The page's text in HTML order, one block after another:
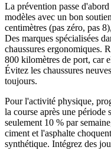
La prévention passe
modèles avec un bon
centimètres (pas zéro, pas
Des marques spécialisées
chaussures ergonomiques.
800 kilomètres de port, car
Évitez les chaussures
toujours.
Pour l'activité physique,
la course après une période
seulement 10 % par
ciment et l'asphalte
synthétique. Intégrez des